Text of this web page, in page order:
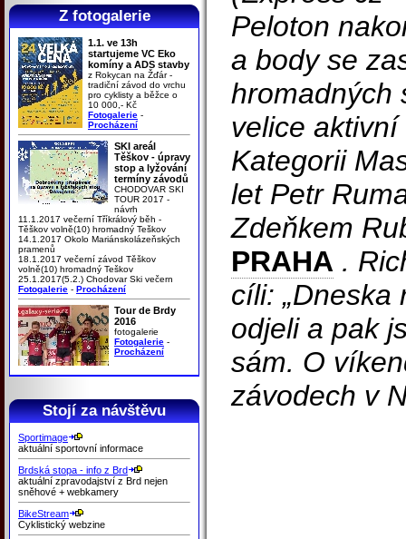
Z fotogalerie
1.1. ve 13h
startujeme VC Eko
komíny a ADS stavby
z Rokycan na Žďár -
tradiční závod do vrchu
pro cyklisty a běžce o
10 000,- Kč
Fotogalerie -
Procházení
SKI areál
Těškov - úpravy
stop a lyžování
termíny závodů
CHODOVAR SKI
TOUR 2017 -
návrh
11.1.2017 večerní Tříkrálový běh -
Těškov volně(10) hromadný Teškov
14.1.2017 Okolo Mariánskolázeňských
pramenů
18.1.2017 večerní závod Těškov
volně(10) hromadný Teškov
25.1.2017(5.2.) Chodovar Ski večern
Fotogalerie - Procházení
Tour de Brdy
2016
fotogalerie
Fotogalerie -
Procházení
Stojí za návštěvu
Sportimage
aktuální sportovní informace
Brdská stopa - info z Brd
aktuální zpravodajství z Brd nejen
sněhové + webkamery
BikeStream
Cyklistický webzine
Peloton
a body se
hromadných
velice
Kategorii
let Petr
Zdeňkem
PRAHA .
cíli: „Dneska
odjeli a pak
sám. O
závodech v